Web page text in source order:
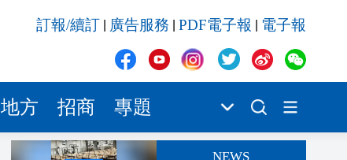
訂報/續訂 廣告服務 PDF電子報 電子報
地方 招商 專題
NEWS